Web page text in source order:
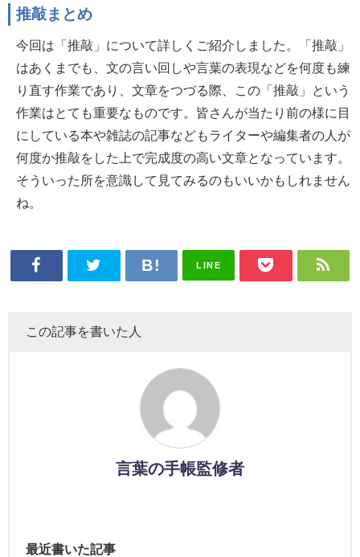
推敲まとめ
今回は「推敲」について詳しくご紹介しました。「推敲」
はあくまでも、文の言い回しや言葉の表現などを何度も練
り直す作業であり、文章をつづる際、この「推敲」という
作業はとても重要なものです。皆さんが当たり前の様に目
にしている本や雑誌の記事などもライターや編集者の人が
何度か推敲をした上で完成度の高い文章となっています。
そういった所を意識して見てみるのもいいかもしれません
ね。
LINE
この記事を書いた人
言葉の手帳監修者
最近書いた記事